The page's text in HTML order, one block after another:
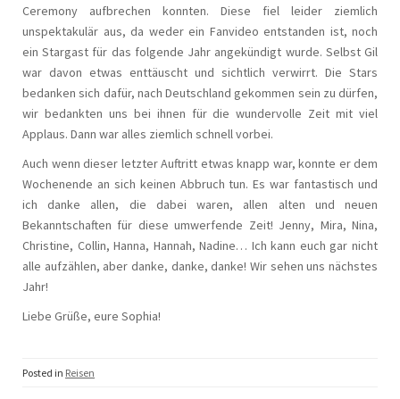
Ceremony aufbrechen konnten. Diese fiel leider ziemlich
unspektakulär aus, da weder ein Fanvideo entstanden ist, noch
ein Stargast für das folgende Jahr angekündigt wurde. Selbst Gil
war davon etwas enttäuscht und sichtlich verwirrt. Die Stars
bedanken sich dafür, nach Deutschland gekommen sein zu dürfen,
wir bedankten uns bei ihnen für die wundervolle Zeit mit viel
Applaus. Dann war alles ziemlich schnell vorbei.
Auch wenn dieser letzter Auftritt etwas knapp war, konnte er dem
Wochenende an sich keinen Abbruch tun. Es war fantastisch und
ich danke allen, die dabei waren, allen alten und neuen
Bekanntschaften für diese umwerfende Zeit! Jenny, Mira, Nina,
Christine, Collin, Hanna, Hannah, Nadine… Ich kann euch gar nicht
alle aufzählen, aber danke, danke, danke! Wir sehen uns nächstes
Jahr!
Liebe Grüße, eure Sophia!
Posted in Reisen